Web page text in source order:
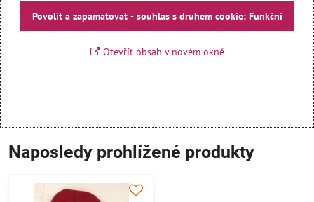
Povolit a zapamatovat - souhlas s druhem cookie: Funkční
Otevřít obsah v novém okně
Naposledy prohlížené produkty